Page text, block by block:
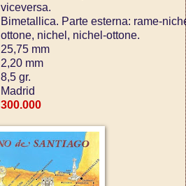
viceversa.
Bimetallica. Parte esterna: rame-
ottone, nichel, nichel-ottone.
25,75 mm
2,20 mm
8,5 gr.
Madrid
300.000